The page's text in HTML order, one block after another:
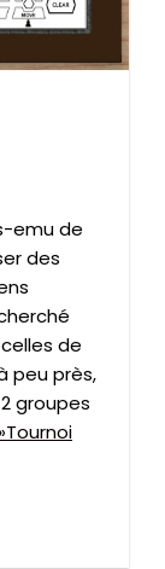
emu de
des
de
peu près,
groupes